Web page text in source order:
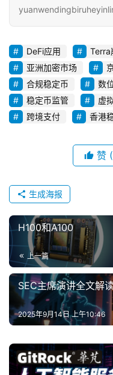
DeFi应用 Terra
亚洲加密市场
合规稳定币
数
稳定币监管
虚
跨境支付
香港
赞
生成海报
H100和A100
上一篇
SEC主席演讲全文解
2025年9月14日 上午10:46